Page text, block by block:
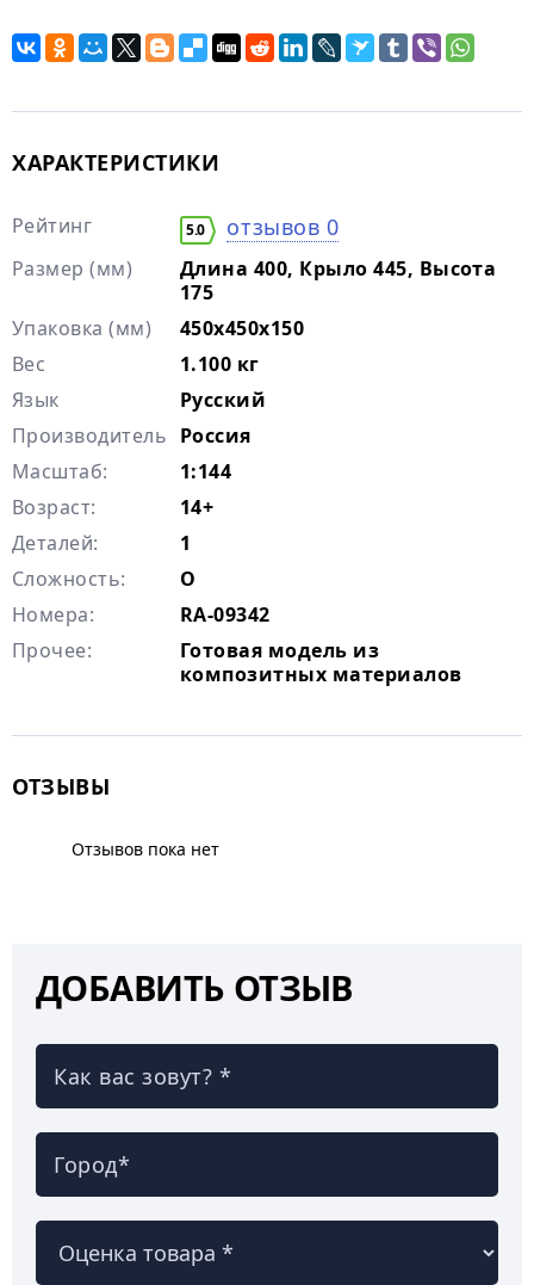
ХАРАКТЕРИСТИКИ
Рейтинг 5.0 отзывов 0
Размер (мм)
Длина 400, Крыло 445, Высота
175
Упаковка (мм)
450х450х150
Вес
1.100 кг
Язык
Русский
Производитель Россия
Масштаб:
1:144
Возраст:
14+
Деталей:
1
Сложность:
O
Номера:
RA-09342
Прочее:
Готовая модель из
композитных материалов
ОТЗЫВЫ
Отзывов пока нет
ДОБАВИТЬ ОТЗЫВ
Как вас зовут? *
Город*